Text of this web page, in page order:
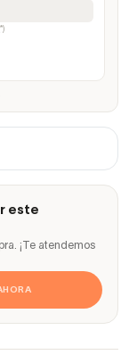
(*)
este
¡Te atendemos